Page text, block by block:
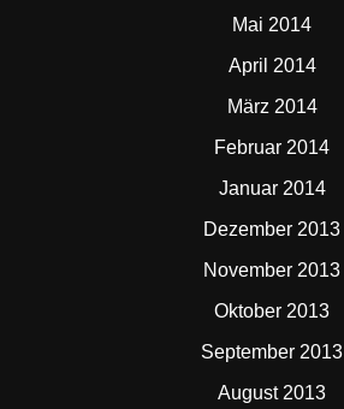
Mai 2014
April 2014
März 2014
Februar 2014
Januar 2014
Dezember 2013
November 2013
Oktober 2013
September 2013
August 2013